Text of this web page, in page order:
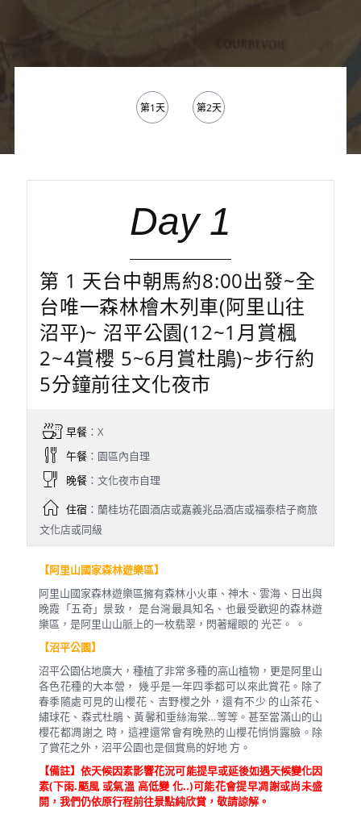
第1天 第2天
Day 1
第 1 天台中朝馬約8:00出發~全
台唯一森林檜木列車(阿里山往
沼平)~ 沼平公園(12~1月賞楓
2~4賞櫻 5~6月賞杜鵑)~步行約
5分鐘前往文化夜市
早餐：X
午餐：園區內自理
晚餐：文化夜市自理
住宿：蘭桂坊花園酒店或嘉義兆品酒店或福泰桔子商旅
文化店或同級
【阿里山國家森林遊樂區】
阿里山國家森林遊樂區擁有森林小火車、神木、雲海、日出與
晚霞「五奇」景致， 是台灣最具知名、也最受歡迎的森林遊
樂區，是阿里山山脈上的一枚翡翠，閃著耀眼的 光芒。 。
【沼平公園】
沼平公園佔地廣大，種植了非常多種的高山植物，更是阿里山
各色花種的大本營， 幾乎是一年四季都可以來此賞花。除了
春季隨處可見的山櫻花、吉野櫻之外，還有不少 的山茶花、
繡球花、森式杜鵑、黃馨和垂絲海棠…等等。甚至當滿山的山
櫻花都凋謝之 時，這裡還常會有晚熟的山櫻花悄悄露臉。除
了賞花之外，沼平公園也是個賞鳥的好地 方。
【備註】依天候因素影響花況可能提早或延後如遇天候變化因
素(下雨.颳風 或氣溫 高低變 化..)可能花會提早凋謝或尚未盛
開，我們仍依原行程前往景點純欣賞，敬請諒解。